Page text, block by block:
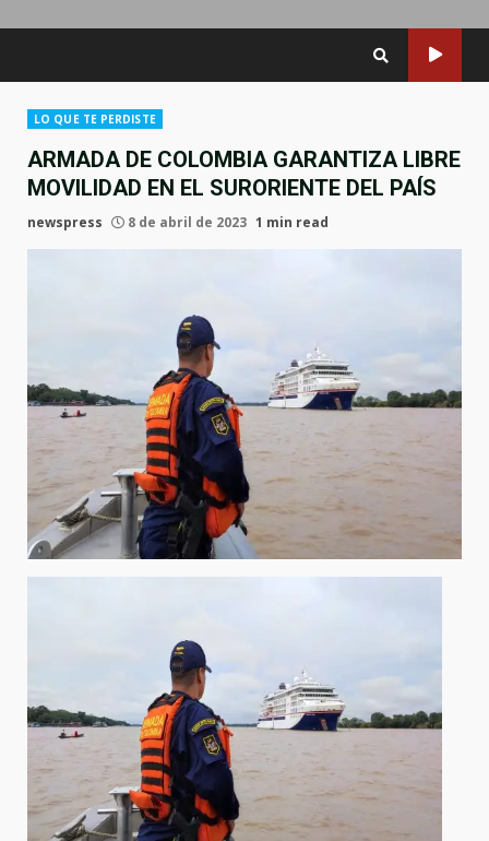
LO QUE TE PERDISTE
ARMADA DE COLOMBIA GARANTIZA LIBRE
MOVILIDAD EN EL SURORIENTE DEL PAÍS
newspress 8 de abril de 2023 1 min read